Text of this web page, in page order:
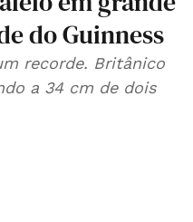
do Guinness
recorde. Britânico
a 34 cm de dois